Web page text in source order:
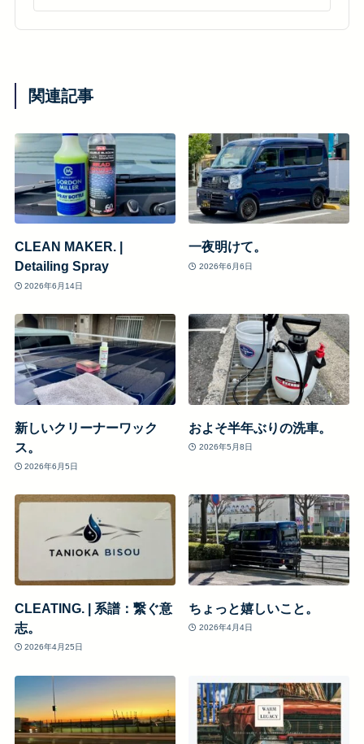
関連記事
CLEAN MAKER. |
Detailing Spray
2026年6月14日
一夜明けて。
2026年6月6日
新しいクリーナーワック
ス。
2026年6月5日
およそ半年ぶりの洗車。
2026年5月8日
CLEATING. | 系譜：繋ぐ意
志。
2026年4月25日
ちょっと嬉しいこと。
2026年4月4日